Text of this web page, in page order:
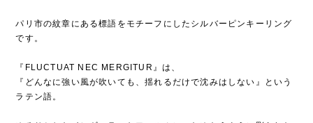
パリ市の紋章にある標語をモチーフにしたシルバーピンキーリング
です。
『FLUCTUAT NEC MERGITUR』は、
『どんなに強い風が吹いても、揺れるだけで沈みはしない』という
ラテン語。